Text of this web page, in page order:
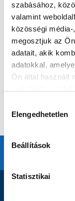
szabásához,
valamint
közösségi
megosztjuk az
adatait, akik
adatokkal,
Ön által használt
kiválasztása
Elengedhetetlen
Beállítások
Statisztikai